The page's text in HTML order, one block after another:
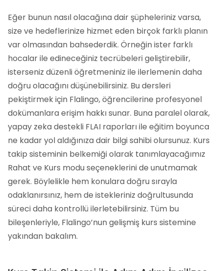
Eğer bunun nasıl olacağına dair şüpheleriniz varsa,
size ve hedeflerinize hizmet eden birçok farklı planın
var olmasından bahsederdik. Örneğin ister farklı
hocalar ile edineceğiniz tecrübeleri geliştirebilir,
isterseniz düzenli öğretmeniniz ile ilerlemenin daha
doğru olacağını düşünebilirsiniz. Bu dersleri
pekiştirmek için Flalingo, öğrencilerine profesyonel
dokümanlara erişim hakkı sunar. Buna paralel olarak,
yapay zeka destekli FLAI raporları ile eğitim boyunca
ne kadar yol aldığınıza dair bilgi sahibi olursunuz. Kurs
takip sisteminin belkemiği olarak tanımlayacağımız
Rahat ve Kurs modu seçeneklerini de unutmamak
gerek. Böylelikle hem konulara doğru sırayla
odaklanırsınız, hem de istekleriniz doğrultusunda
süreci daha kontrollü ilerletebilirsiniz. Tüm bu
bileşenleriyle, Flalingo’nun gelişmiş kurs sistemine
yakından bakalım.